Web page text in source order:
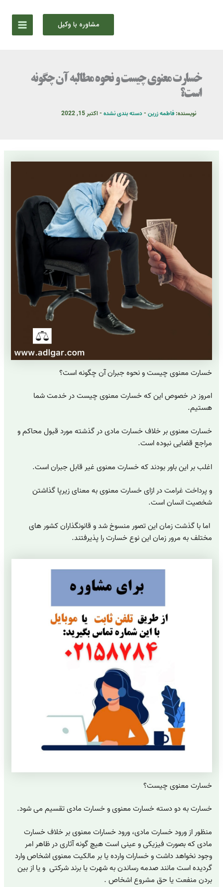
مشاوره با وکیل
خسارت معنوی چیست و نحوه مطالبه آن چگونه
است؟
نویسنده: فاطمه زرین -دسته بندی نشده- اکتبر 15, 2022
خسارت معنوی چیست و نحوه جبران آن چگونه است؟
امروز در خصوص این که خسارت معنوی چیست در خدمت شما
هستیم.
خسارت معنوی بر خلاف خسارت مادی در گذشته مورد قبول محاکم و
مراجع قضایی نبوده است.
اغلب بر این باور بودند که خسارت معنوی غیر قابل جبران است.
و پرداخت غرامت در ازای خسارت معنوی به معنای زیرپا گذاشتن
شخصیت انسان است.
اما با گذشت زمان این تصور منسوخ شد و قانونگذاران کشور های
مختلف به مرور زمان این نوع خسارت را پذیرفتند.
خسارت معنوی چیست؟
خسارت به دو دسته خسارت معنوی و خسارت مادی تقسیم می شود.
منظور از ورود خسارت مادی، ورود خسارات معنوی بر خلاف خسارت
مادی که بصورت فیزیکی و عینی است هیچ گونه آثاری در ظاهر امر
وجود نخواهد داشت و خسارات وارده یا بر مالکیت معنوی اشخاص وارد
گردیده است مانند صدمه رساندن به شهرت یا برند شرکتی و یا از بین
بردن منفعت یا حق مشروع اشخاص .